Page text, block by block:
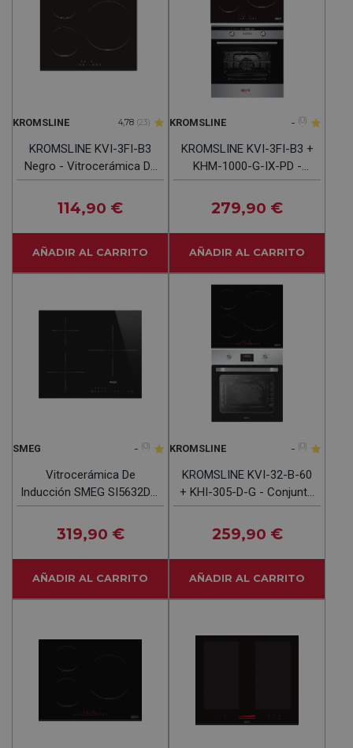
KROMSLINE 4,78 (23)
KROMSLINE KVI-3FI-B3
Negro - Vitrocerámica De
Inducción 60CM
114,90 €
AÑADIR AL CARRITO
KROMSLINE - (0)
KROMSLINE KVI-3FI-B3 +
KHM-1000-G-IX-PD -
Conjunto Vitrocerámica
De Inducción + Horno
INOX
279,90 €
AÑADIR AL CARRITO
SMEG - (0)
Vitrocerámica De
Inducción SMEG SI5632D 3
Fuegos
319,90 €
AÑADIR AL CARRITO
KROMSLINE - (0)
KROMSLINE KVI-32-B-60
+ KHI-305-D-G - Conjunto
Vitrocerámica De
Inducción + Horno INOX
259,90 €
AÑADIR AL CARRITO